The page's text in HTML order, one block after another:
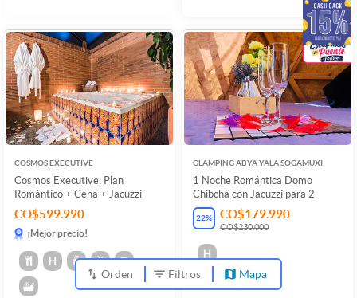
COSMOS EXECUTIVE
Cosmos Executive: Plan
Romántico + Cena + Jacuzzi
CO$599.990
¡Mejor precio!
GLAMPING ABYA YALA SOGAMUXI
1 Noche Romántica Domo
Chibcha con Jacuzzi para 2
22% CO$179.990
CO$230.000
5 Vendidos
Orden Filtros Mapa